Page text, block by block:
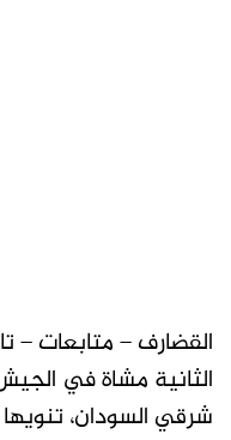
القضارف – متابعات –
الثانية مشاة في
شرقي السودان،